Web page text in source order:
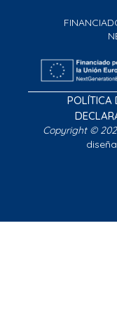
POLÍTICA
Copyright ©